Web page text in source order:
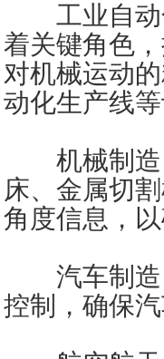
工业自动
着关键角色
对机械运动
动化生产线
机械制造
床、金属切
角度信息，
汽车制造
控制，确保